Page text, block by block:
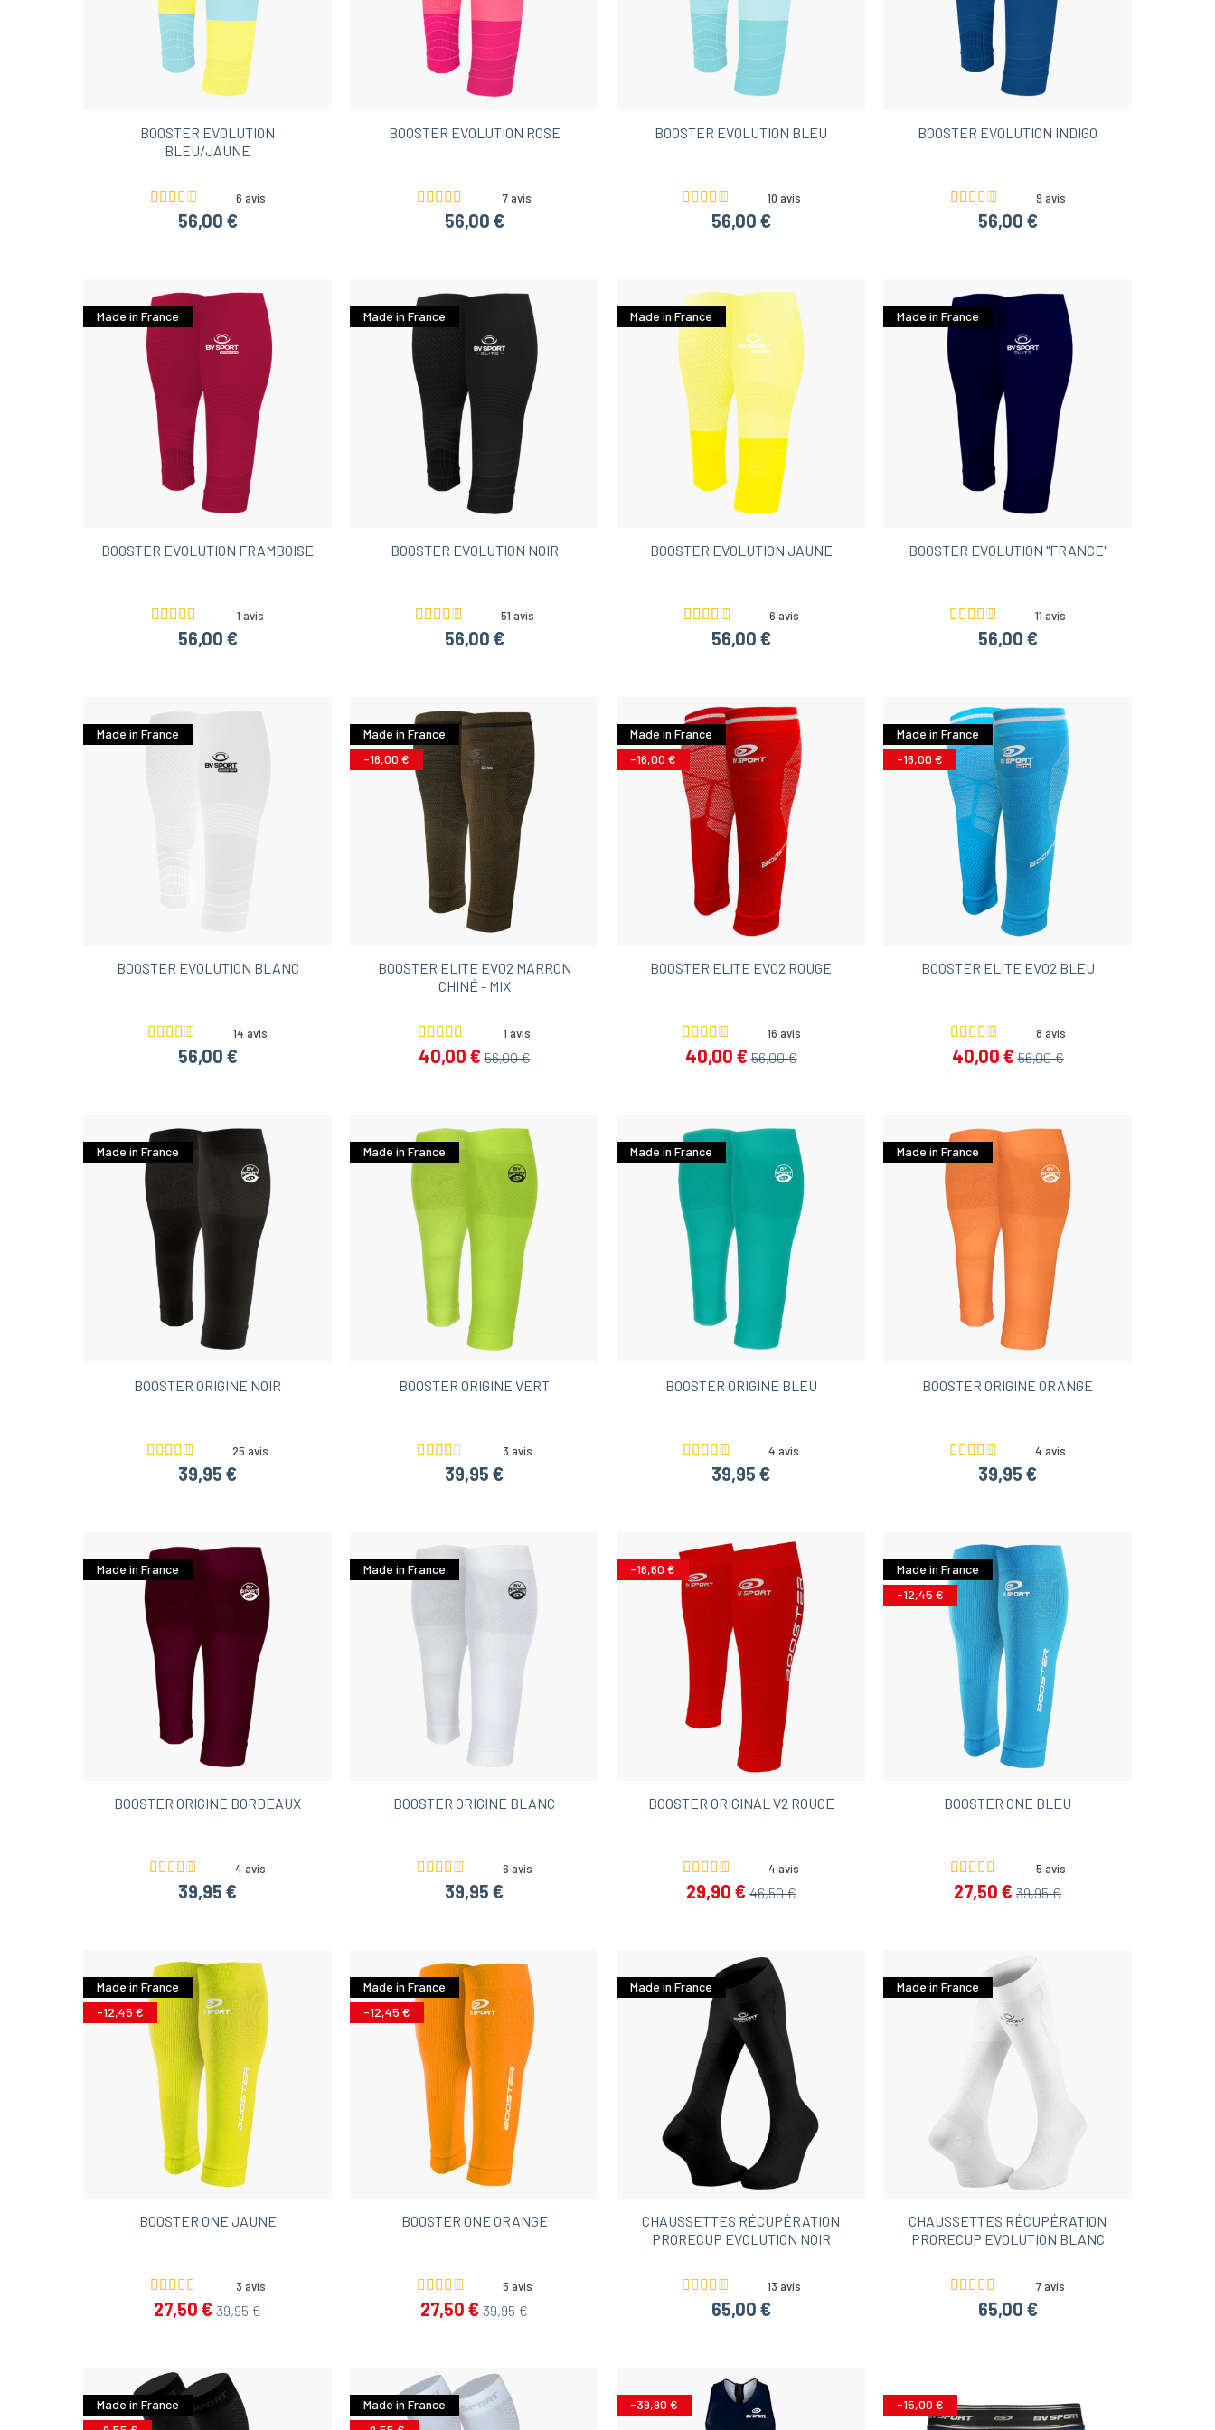
Idées cadeaux noël moins 30€ Shorts running et course à pied homme Idées cadeaux noël moins 60€ Idées cadeaux noël moins 100€
Shorts running et course à pied femme Shorts de trail pour femme Shorts de randonnée pour femme
BOOSTER EVOLUTION
BLEU/JAUNE
6 avis
56,00 €
BOOSTER EVOLUTION ROSE
7 avis
56,00 €
BOOSTER EVOLUTION BLEU
10 avis
56,00 €
BOOSTER EVOLUTION INDIGO
9 avis
56,00 €
Made in France
BOOSTER EVOLUTION FRAMBOISE
1 avis
56,00 €
Made in France
BOOSTER EVOLUTION NOIR
51 avis
56,00 €
Made in France
BOOSTER EVOLUTION JAUNE
6 avis
56,00 €
Made in France
BOOSTER EVOLUTION "FRANCE"
11 avis
56,00 €
Made in France
BOOSTER EVOLUTION BLANC
14 avis
56,00 €
Made in France
-16,00 €
BOOSTER ELITE EVO2 MARRON
CHINÉ - MIX
1 avis
40,00 € 56,00 €
Made in France
-16,00 €
BOOSTER ELITE EVO2 ROUGE
16 avis
40,00 € 56,00 €
Made in France
-16,00 €
BOOSTER ELITE EVO2 BLEU
8 avis
40,00 € 56,00 €
Made in France
BOOSTER ORIGINE NOIR
25 avis
39,95 €
Made in France
BOOSTER ORIGINE VERT
3 avis
39,95 €
Made in France
BOOSTER ORIGINE BLEU
4 avis
39,95 €
Made in France
BOOSTER ORIGINE ORANGE
4 avis
39,95 €
Made in France
BOOSTER ORIGINE BORDEAUX
4 avis
39,95 €
Made in France
BOOSTER ORIGINE BLANC
6 avis
39,95 €
-16,60 €
BOOSTER ORIGINAL V2 ROUGE
4 avis
29,90 € 46,50 €
Made in France
-12,45 €
BOOSTER ONE BLEU
5 avis
27,50 € 39,95 €
Made in France
-12,45 €
BOOSTER ONE JAUNE
3 avis
27,50 € 39,95 €
Made in France
-12,45 €
BOOSTER ONE ORANGE
5 avis
27,50 € 39,95 €
Made in France
CHAUSSETTES RÉCUPÉRATION
PRORECUP EVOLUTION NOIR
13 avis
65,00 €
Made in France
CHAUSSETTES RÉCUPÉRATION
PRORECUP EVOLUTION BLANC
7 avis
65,00 €
Made in France
Made in France
-39,90 € -15,00 €